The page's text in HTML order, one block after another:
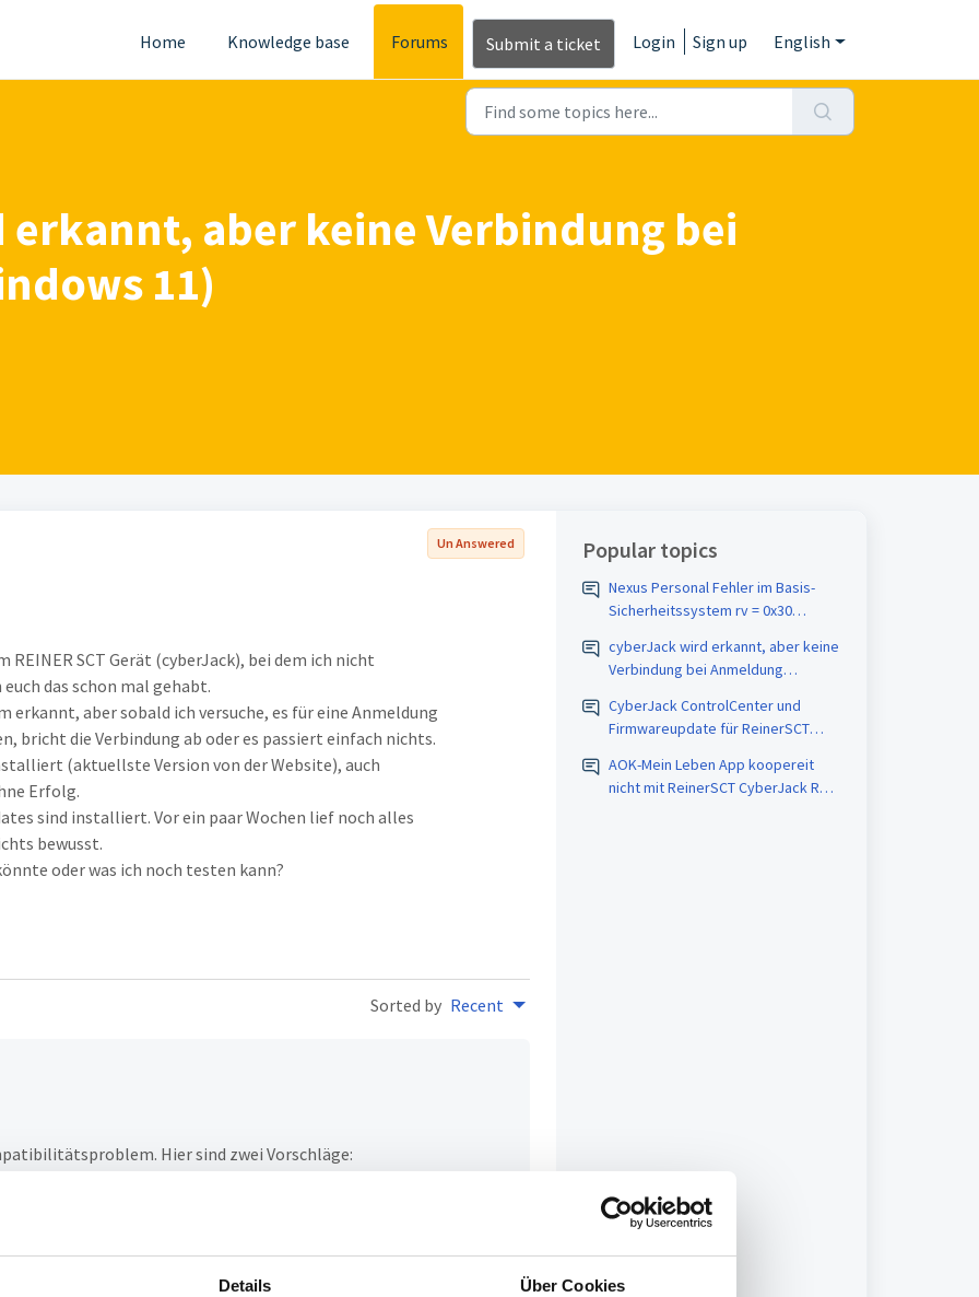
Details Über Cookies
Home Knowledge base Forums Submit a ticket Login Sign up English
aber keine Verbindung bei
11)
Un Answered
SCT Gerät (cyberJack), bei dem ich nicht
das schon mal gehabt.
erkannt, aber sobald ich versuche, es für eine Anmeldung
bricht die Verbindung ab oder es passiert einfach nichts.
(aktuellste Version von der Website), auch
Erfolg.
sind installiert. Vor ein paar Wochen lief noch alles
bewusst.
oder was ich noch testen kann?
Sorted by Recent
Hier sind zwei Vorschläge:
Manchmal schaltet Windows USB-Geräte zur
und deaktivieren Sie die USB-Energieverwaltung.
Wenn möglich, versuchen Sie, das Gerät an einem anderen
Popular topics
Nexus Personal Fehler im Basis-
Sicherheitssystem rv = 0x30
cyberJack wird erkannt, aber keine
Verbindung bei Anmeldung
CyberJack ControlCenter und
Firmwareupdate für ReinerSCT
AOK-Mein Leben App koopereit
nicht mit ReinerSCT CyberJack RFID